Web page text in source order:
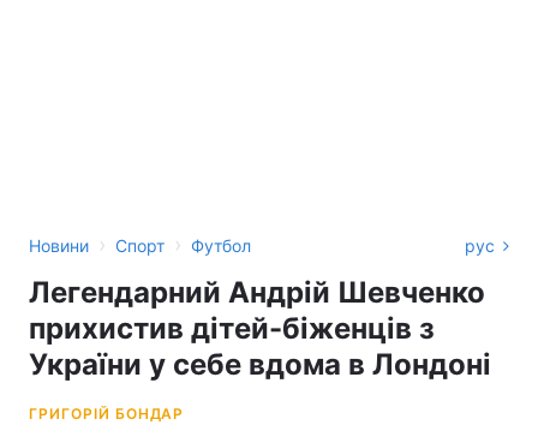
Новини › Спорт › Футбол рус
Легендарний Андрій Шевченко
прихистив дітей-біженців з
України у себе вдома в Лондоні
ГРИГОРІЙ БОНДАР